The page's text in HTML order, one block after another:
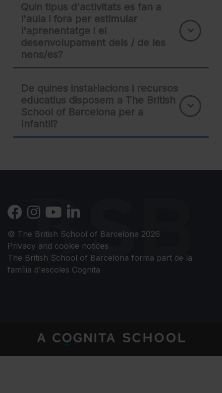
Quin tipus d'activitats es fan a
l'aula i fora per estimular
l'aprenentatge i el
desenvolupament dels / de les
nens/es?
De quines instal·lacions i recursos
educatius disposem a The British
School of Barcelona per a
Infantil?
© The British School of Barcelona 2026
Privacy and cookie notices
The British School of Barcelona forma part de la
família d'escoles Cognita